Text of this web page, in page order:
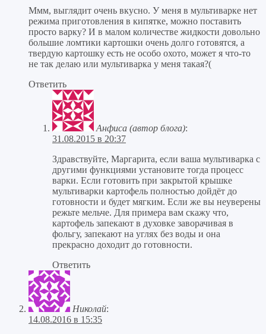
Ммм, выглядит очень вкусно. У меня в мультиварке нет
режима приготовления в кипятке, можно поставить
просто варку? И в малом количестве жидкости довольно
большие ломтики картошки очень долго готовятся, а
твердую картошку есть не особо охото, может я что-то
не так делаю или мультиварка у меня такая?(
Ответить
Анфиса (автор блога):
31.08.2015 в 20:37
Здравствуйте, Маргарита, если ваша мультиварка с
другими функциями установите тогда процесс
варки. Если готовить при закрытой крышке
мультиварки картофель полностью дойдёт до
готовности и будет мягким. Если же вы неуверены
режьте мельче. Для примера вам скажу что,
картофель запекают в духовке заворачивая в
фольгу, запекают на углях без воды и она
прекрасно доходит до готовности.
Ответить
Николай:
14.08.2016 в 15:35